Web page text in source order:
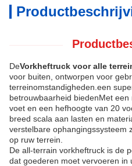
DeVorkheftruck voor alle
voor buiten, ontworpen voor
terreinomstandigheden.een
betrouwbaarheid biedenMet
voet en een hefhoogte van 20
breed scala aan lasten en
verstelbare ophangingssysteem
op ruw terrein.
De all-terrain vorkheftruck is de
dat goederen moet vervoeren in